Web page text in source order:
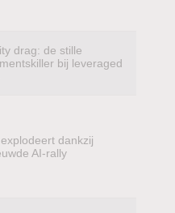
drag: de stille
bij leveraged
dankzij
AI-rally